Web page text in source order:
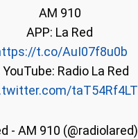
AM 910
APP: La Red
t.co/AuI07f8u0b
Radio La Red
taT54Rf4LT
- AM 910 (@radiolared)